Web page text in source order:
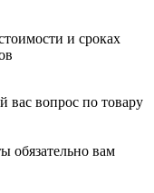
и сроках
вопрос по товару
обязательно вам